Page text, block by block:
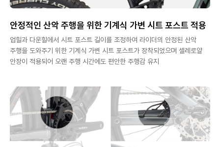
안정적인 산악 주행을 위한 기계식 가변 시트 포스트 적용
업힐과 다운힐에서 시트 포스트 길이를 조정하여 라이더의 안정된 산악
주행을 도와주기 위한 기계식 가변 시트 포스트가 장착되었으며 셀레로얄
안장이 적용되어 오랜 주행 시간에도 편안한 주행감 유지